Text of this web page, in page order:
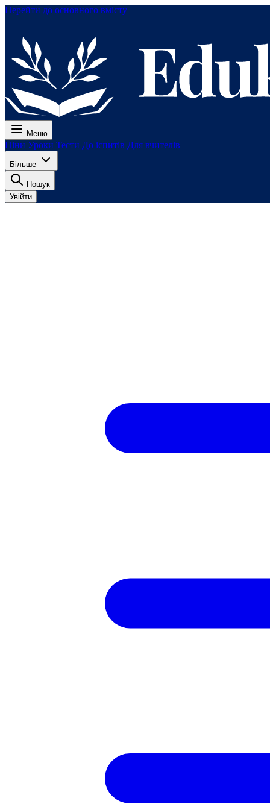
Перейти до основного вмісту
Меню
Ціни Уроки Тести До іспитів Для вчителів
Більше
Пошук
Увійти